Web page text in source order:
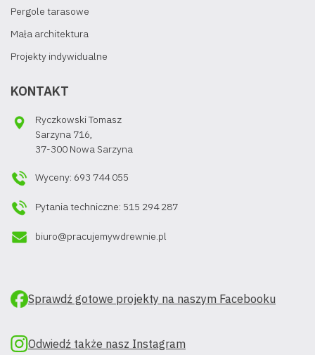
Pergole tarasowe
Mała architektura
Projekty indywidualne
KONTAKT
Ryczkowski Tomasz
Sarzyna 716,
37-300 Nowa Sarzyna
Wyceny: 693 744 055
Pytania techniczne: 515 294 287
biuro@pracujemywdrewnie.pl
Sprawdź gotowe projekty na naszym Facebooku
Odwiedź także nasz Instagram